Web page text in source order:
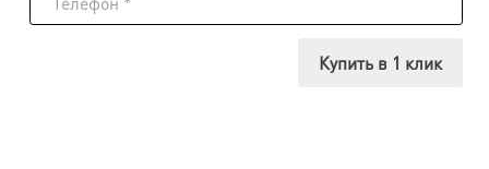
Павел
Купить в 1 клик